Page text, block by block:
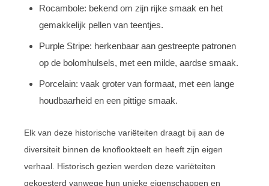
Rocambole: bekend om zijn rijke smaak en het
gemakkelijk pellen van teentjes.
Purple Stripe: herkenbaar aan gestreepte patronen
op de bolomhulsels, met een milde, aardse smaak.
Porcelain: vaak groter van formaat, met een lange
houdbaarheid en een pittige smaak.
Elk van deze historische variëteiten draagt bij aan de
diversiteit binnen de knoflookteelt en heeft zijn eigen
verhaal. Historisch gezien werden deze variëteiten
gekoesterd vanwege hun unieke eigenschappen en